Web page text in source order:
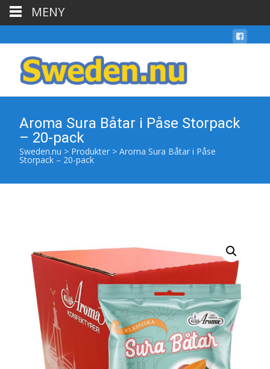
Aroma Sura Båtar i Påse Storpack
– 20-pack
Sweden.nu > Produkter > Aroma Sura Båtar i Påse
Storpack – 20-pack
MENY